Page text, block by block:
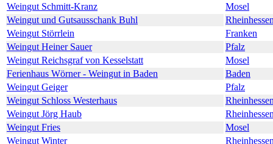
Weingut Schmitt-Kranz
Mosel
Weingut und Gutsausschank Buhl
Rheinhessen
Weingut Störrlein
Franken
Weingut Heiner Sauer
Pfalz
Weingut Reichsgraf von Kesselstatt
Mosel
Ferienhaus Wörner - Weingut in Baden
Baden
Weingut Geiger
Pfalz
Weingut Schloss Westerhaus
Rheinhessen
Weingut Jörg Haub
Rheinhessen
Weingut Fries
Mosel
Weingut Winter
Rheinhessen